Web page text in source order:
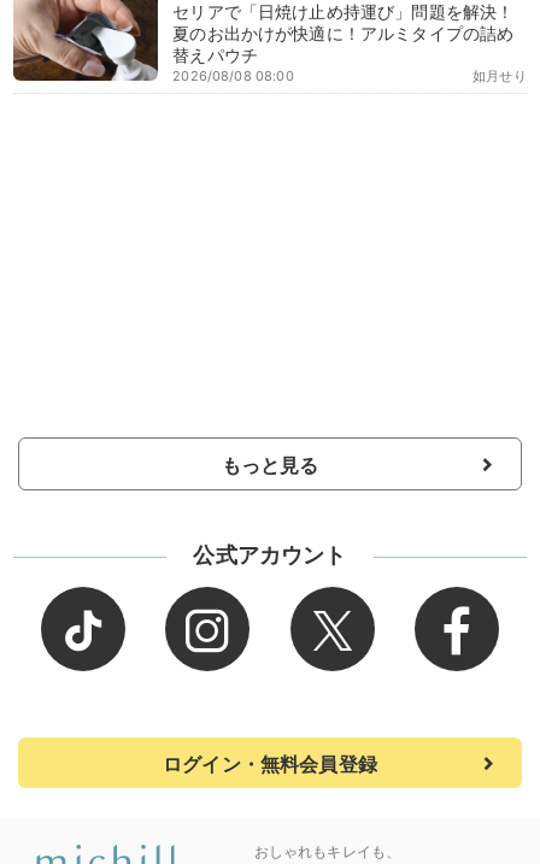
セリアで「日焼け止め持運び」問題を解決！
夏のお出かけが快適に！アルミタイプの詰め
替えパウチ
如月せり
2026/08/08 08:00
もっと見る
公式アカウント
ログイン・無料会員登録
おしゃれもキレイも、